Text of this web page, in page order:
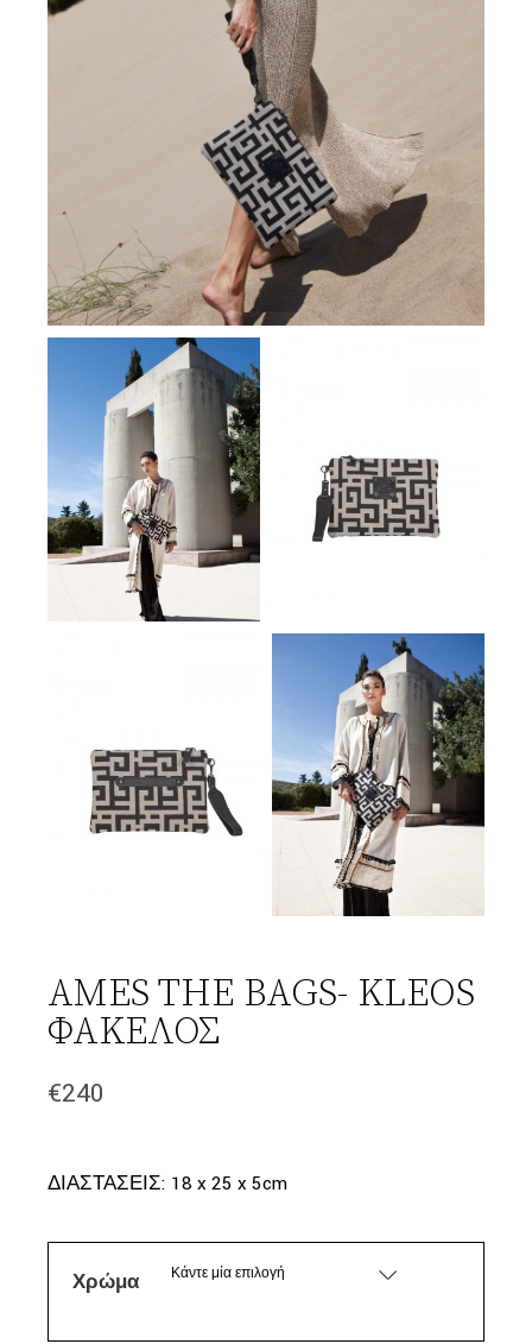
AMES THE BAGS- KLEOS
ΦΑΚΕΛΟΣ
€240
ΔΙΑΣΤΑΣΕΙΣ: 18 x 25 x 5cm
Χρώμα Κάντε μία επιλογή